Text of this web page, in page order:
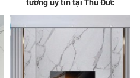
tường uy tín tại Thủ Đức